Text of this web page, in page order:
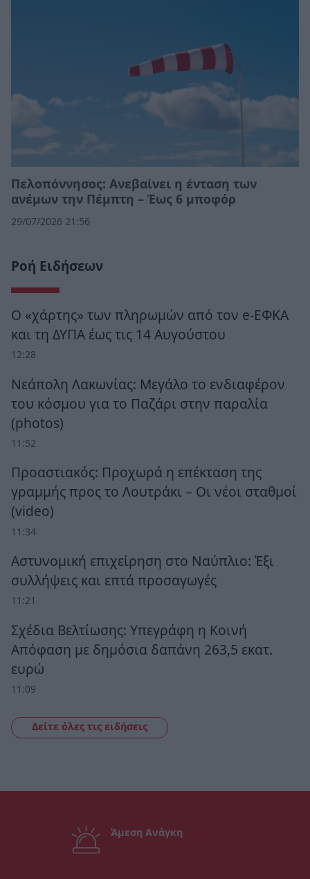
Πελοπόννησος: Ανεβαίνει η ένταση των
ανέμων την Πέμπτη – Έως 6 μποφόρ
29/07/2026 21:56
Ροή Ειδήσεων
Ο «χάρτης» των πληρωμών από τον e-ΕΦΚΑ
και τη ΔΥΠΑ έως τις 14 Αυγούστου
12:28
Νεάπολη Λακωνίας: Μεγάλο το ενδιαφέρον
του κόσμου για το Παζάρι στην παραλία
(photos)
11:52
Προαστιακός: Προχωρά η επέκταση της
γραμμής προς το Λουτράκι – Οι νέοι σταθμοί
(video)
11:34
Αστυνομική επιχείρηση στο Ναύπλιο: Έξι
συλλήψεις και επτά προσαγωγές
11:21
Σχέδια Βελτίωσης: Υπεγράφη η Κοινή
Απόφαση με δημόσια δαπάνη 263,5 εκατ.
ευρώ
11:09
Δείτε όλες τις ειδήσεις
Άμεση Ανάγκη